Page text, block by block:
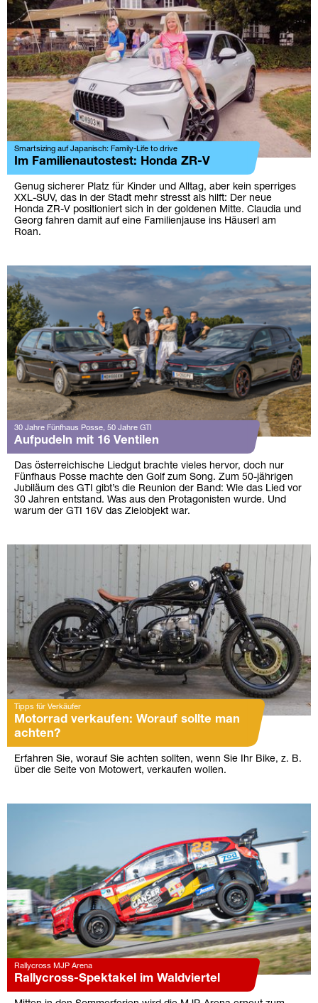
Smartsizing auf Japanisch: Family-Life to drive
Im Familienautostest: Honda ZR-V
Genug sicherer Platz für Kinder und Alltag, aber kein sperriges
XXL-SUV, das in der Stadt mehr stresst als hilft: Der neue
Honda ZR-V positioniert sich in der goldenen Mitte. Claudia und
Georg fahren damit auf eine Familienjause ins Häuserl am
Roan.
30 Jahre Fünfhaus Posse, 50 Jahre GTI
Aufpudeln mit 16 Ventilen
Das österreichische Liedgut brachte vieles hervor, doch nur
Fünfhaus Posse machte den Golf zum Song. Zum 50-jährigen
Jubiläum des GTI gibt’s die Reunion der Band: Wie das Lied vor
30 Jahren entstand. Was aus den Protagonisten wurde. Und
warum der GTI 16V das Zielobjekt war.
Tipps für Verkäufer
Motorrad verkaufen: Worauf sollte man
achten?
Erfahren Sie, worauf Sie achten sollten, wenn Sie Ihr Bike, z. B.
über die Seite von Motowert, verkaufen wollen.
Rallycross MJP Arena
Rallycross-Spektakel im Waldviertel